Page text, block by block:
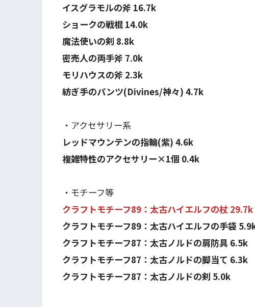
イスグラモルの斧 16.7k
ショークの戦棍 14.0k
魔法使いの剣 8.8k
密売人の両手斧 7.0k
モリハウスの斧 2.3k
紡ぎ手のパンツ(Divines/神々) 4.7k
・アクセサリー系
レッドマウンテンの指輪(紫) 4.6k
複雑特性のアクセサリー×1個 0.4k
・モチーフ等
クラフトモチーフ89：太古ハイエルフの杖 29.7k
クラフトモチーフ89：太古ハイエルフの手袋
クラフトモチーフ87：太古ノルドの肩防具 6.5k
クラフトモチーフ87：太古ノルドの脚当て 6.3k
クラフトモチーフ87：太古ノルドの剣 5.0k